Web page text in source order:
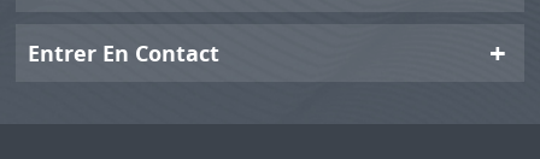
Entrer En Contact